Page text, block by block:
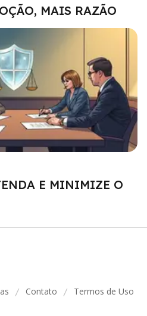
MAIS RAZÃO
E MINIMIZE O
/ Contato / Termos de Uso